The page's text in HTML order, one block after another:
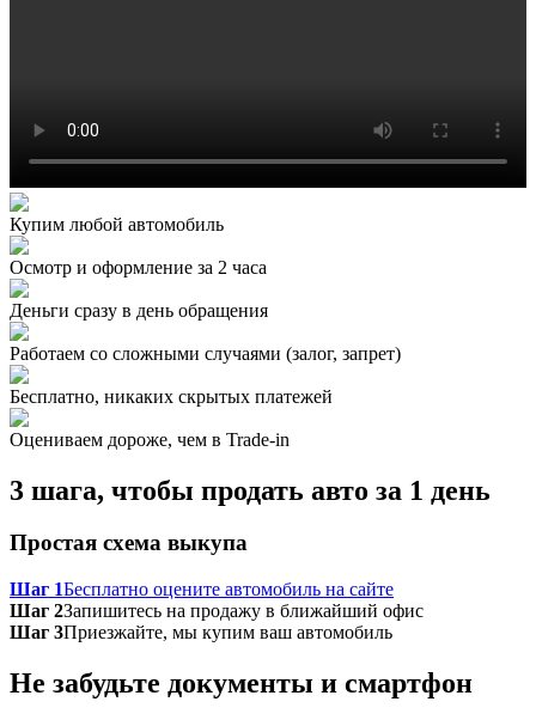
Купим любой автомобиль
Осмотр и оформление за 2 часа
Деньги сразу в день обращения
Работаем со сложными случаями (залог, запрет)
Бесплатно, никаких скрытых платежей
Оцениваем дороже, чем в Trade‑in
3 шага, чтобы продать авто за 1 день
Простая схема выкупа
Шаг 1Бесплатно оцените автомобиль на сайте
Шаг 2Запишитесь на продажу в ближайший офис
Шаг 3Приезжайте, мы купим ваш автомобиль
Не забудьте документы и смартфон